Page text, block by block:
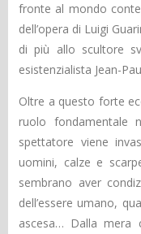
fronte al mondo
dell’opera di Luigi
di più allo scultore
esistenzialista Jean-
Oltre a questo forte
ruolo fondamentale
spettatore viene
uomini, calze e
sembrano aver
dell’essere umano,
ascesa… Dalla mera